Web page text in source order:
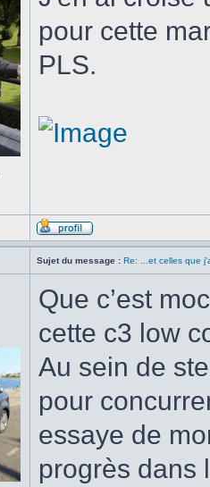
pour cette
PLS.
Sujet du message : Re: ...et celles que
Que c’est
cette c3 low
Au sein de
pour
essaye de
progrès dans